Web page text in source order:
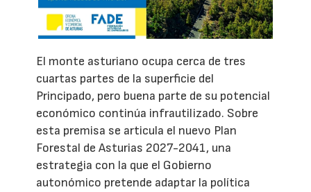
El monte asturiano ocupa cerca de tres
cuartas partes de la superficie del
Principado, pero buena parte de su potencial
económico continúa infrautilizado. Sobre
esta premisa se articula el nuevo Plan
Forestal de Asturias 2027-2041, una
estrategia con la que el Gobierno
autonómico pretende adaptar la política